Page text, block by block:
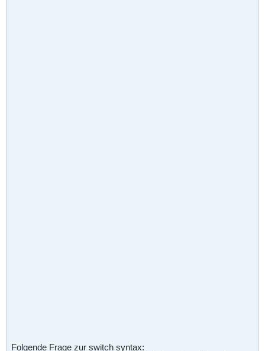
Folgende Frage zur switch syntax: